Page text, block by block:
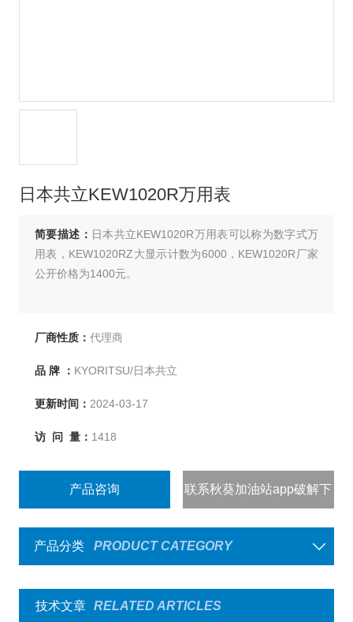
日本共立KEW1020R万用表
简要描述： 日本共立KEW1020R万用表可以称为数字式万
用表，KEW1020RZ大显示计数为6000，KEW1020R厂家
公开价格为1400元。
厂商性质： 代理商
品 牌 ： KYORITSU/日本共立
更新时间： 2024-03-17
访 问 量： 1418
产品咨询 联系秋葵加油站app破解下
载
产品分类
PRODUCT CATEGORY
技术文章 RELATED ARTICLES